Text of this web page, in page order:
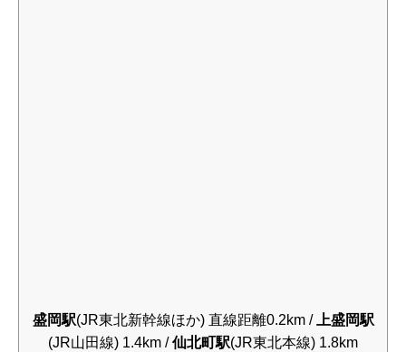
盛岡駅(JR東北新幹線ほか) 直線距離0.2km /
上盛岡駅
(JR山田線) 1.4km /仙北町駅(JR東北本線) 1.8km